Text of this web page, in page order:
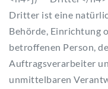
Dritter ist eine
Behörde, Einrichtung
betroffenen Person,
Auftragsverarbeiter
unmittelbaren